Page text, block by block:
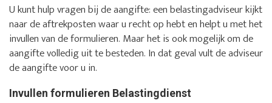
U kunt hulp vragen bij de aangifte: een belastingadviseur kijkt
naar de aftrekposten waar u recht op hebt en helpt u met het
invullen van de formulieren. Maar het is ook mogelijk om de
aangifte volledig uit te besteden. In dat geval vult de adviseur
de aangifte voor u in.
Invullen formulieren Belastingdienst